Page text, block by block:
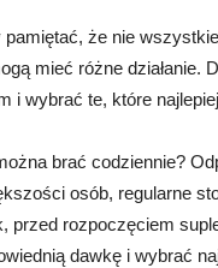
pamiętać, że nie
mieć różne działanie.
i wybrać te, które
brać codziennie?
osób, regularne
przed rozpoczęciem
dawkę i wybrać